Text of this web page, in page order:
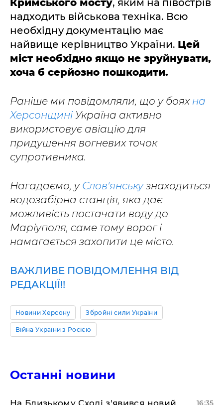
Кримського мосту, яким на півострів
надходить військова техніка. Всю
необхідну документацію має
найвище керівництво України. Цей
міст необхідно якщо не зруйнувати,
хоча б серйозно пошкодити.
Раніше ми повідомляли, що у боях на
Херсонщині Україна активно
використовує авіацію для
придушення вогневих точок
супротивника.
Нагадаємо, у Слов'янськузнаходиться
водозабірна станція, яка дає
можливість постачати воду до
Маріуполя, саме тому ворог і
намагається захопити це місто.
ВАЖЛИВЕ ПОВІДОМЛЕННЯ ВІД
РЕДАКЦІЇ!!
Новини Херсону Збройні сили України
Війна України з Росією
Останні новини
На Близькому Сході з'явився новий 16:35